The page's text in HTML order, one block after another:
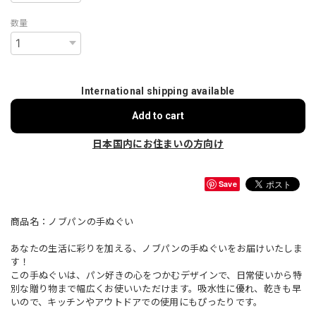
数量
International shipping available
Add to cart
日本国内にお住まいの方向け
Save
商品名：ノブパンの手ぬぐい
あなたの生活に彩りを加える、ノブパンの手ぬぐいをお届けいたしま
す！
この手ぬぐいは、パン好きの心をつかむデザインで、日常使いから特
別な贈り物まで幅広くお使いいただけます。吸水性に優れ、乾きも早
いので、キッチンやアウトドアでの使用にもぴったりです。